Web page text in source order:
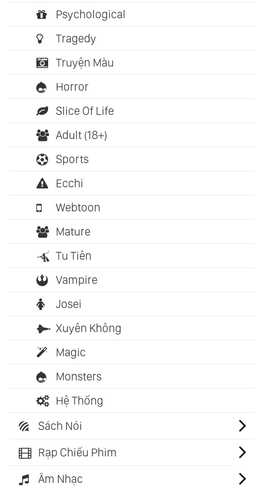
Psychological
Tragedy
Truyện Màu
Horror
Slice Of Life
Adult (18+)
Sports
Ecchi
Webtoon
Mature
Tu Tiên
Vampire
Josei
Xuyên Không
Magic
Monsters
Hệ Thống
Sách Nói
Rạp Chiếu Phim
Âm Nhạc